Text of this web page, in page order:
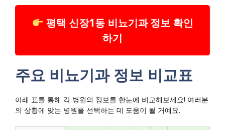
평택 신장1동 비뇨기과 정보 확인
하기
주요 비뇨기과 정보 비교표
아래 표를 통해 각 병원의 정보를 한눈에 비교해보세요! 여러분
의 상황에 맞는 병원을 선택하는 데 도움이 될 거예요.